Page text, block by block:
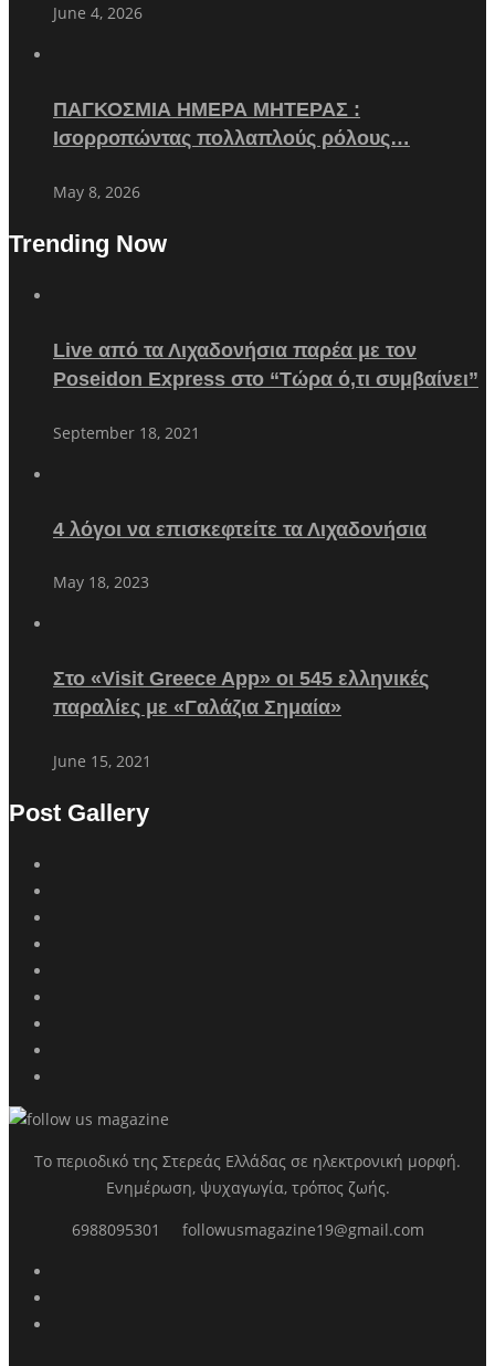
June 4, 2026
ΠΑΓΚΟΣΜΙΑ ΗΜΕΡΑ ΜΗΤΕΡΑΣ :
Ισορροπώντας πολλαπλούς ρόλους…
May 8, 2026
Trending Now
Live από τα Λιχαδονήσια παρέα με τον
Poseidon Express στο “Τώρα ό,τι συμβαίνει”
September 18, 2021
4 λόγοι να επισκεφτείτε τα Λιχαδονήσια
May 18, 2023
Στο «Visit Greece App» οι 545 ελληνικές
παραλίες με «Γαλάζια Σημαία»
June 15, 2021
Post Gallery
Το περιοδικό της Στερεάς Ελλάδας σε ηλεκτρονική μορφή.
Ενημέρωση, ψυχαγωγία, τρόπος ζωής.
6988095301 followusmagazine19@gmail.com